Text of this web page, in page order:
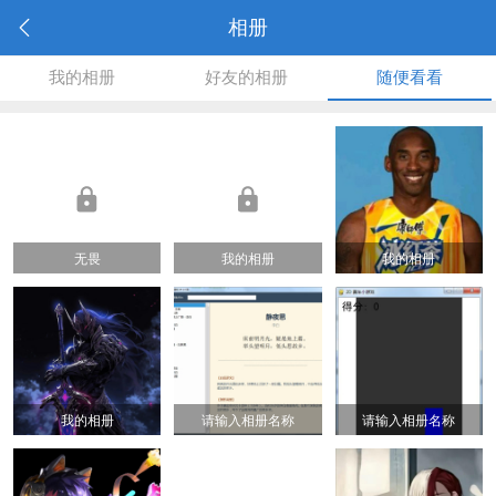
相册
我的相册 好友的相册 随便看看
无畏 我的相册 我的相册
我的相册 请输入相册名称 请输入相册名称